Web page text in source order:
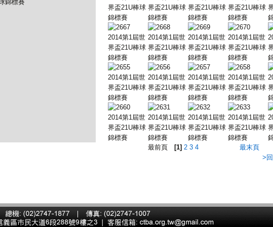
最前頁 [1] 2 3 4
最末頁
>